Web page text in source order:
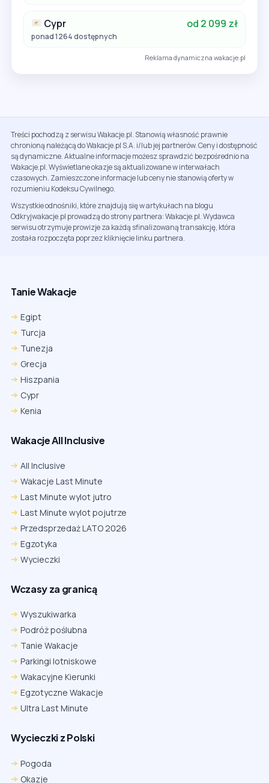
Cypr od 2 099 zł
ponad 1264 dostępnych
Reklama dynamiczna wakacje.pl
Treści pochodzą z serwisu Wakacje.pl. Stanowią własność prawnie
chronioną należącą do Wakacje.pl S.A. i/lub jej partnerów. Ceny i dostępność
są dynamiczne. Aktualne informacje możesz sprawdzić bezpośrednio na
Wakacje.pl. Wyświetlane okazje są aktualizowane w interwałach
czasowych. Zamieszczone informacje lub ceny nie stanowią oferty w
rozumieniu Kodeksu Cywilnego.
Wszystkie odnośniki, które znajdują się w artykułach na blogu
Odkryjwakacje.pl prowadzą do strony partnera: Wakacje.pl. Wydawca
serwisu otrzymuje prowizje za każdą sfinalizowaną transakcję, która
została rozpoczęta poprzez kliknięcie linku partnera.
Tanie Wakacje
Egipt
Turcja
Tunezja
Grecja
Hiszpania
Cypr
Kenia
Wakacje All Inclusive
All Inclusive
Wakacje Last Minute
Last Minute wylot jutro
Last Minute wylot pojutrze
Przedsprzedaż LATO 2026
Egzotyka
Wycieczki
Wczasy za granicą
Wyszukiwarka
Podróż poślubna
Tanie Wakacje
Parkingi lotniskowe
Wakacyjne Kierunki
Egzotyczne Wakacje
Ultra Last Minute
Wycieczki z Polski
Pogoda
Okazje
Firefox